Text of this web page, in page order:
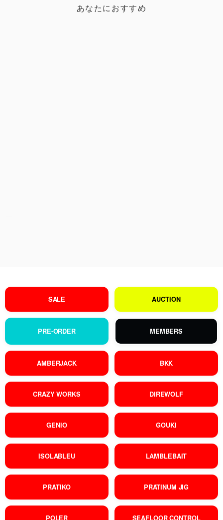
あなたにおすすめ
SALE AUCTION
PRE-ORDER MEMBERS
AMBERJACK BKK
CRAZY WORKS DIREWOLF
GENIO GOUKI
ISOLABLEU LAMBLEBAIT
PRATIKO PRATINUM JIG
POLER SEAFLOOR CONTROL